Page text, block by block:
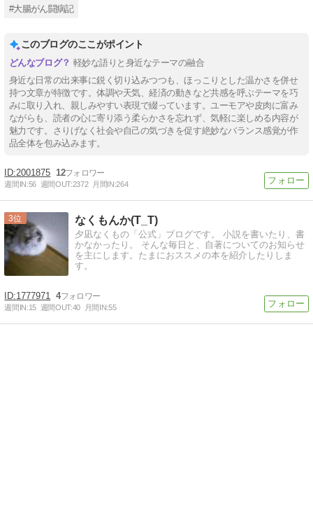
#大腸がん闘病記
このブログのここがポイント
軽妙な語りと身近なテーマの融合
身近な日常の出来事に鋭く切り込みつつも、ほっこりとした温かさを併せ
持つ文章が特徴です。体調や天気、経済の動きなど共感を呼ぶテーマを巧
みに取り入れ、親しみやすい表現で綴っています。ユーモアや皮肉に富み
ながらも、読者の心に寄り添う柔らかさを忘れず、気軽に楽しめる内容が
魅力です。さりげなく社会や自己の気づきを促す絶妙なバランス感覚が作
品全体を包み込みます。
2001875 12
週間IN:56 週間OUT:2372 月間IN:264
3 なくもんか(T_T)
夕凪なくもの「公式」ブログです。 小説を書いたり、書
かなかったり。 そんな毎日と、自著についてのお知らせ
を主にします。たまにおススメの本を紹介したりしま
す。
1777971 4
週間IN:15 週間OUT:40 月間IN:55